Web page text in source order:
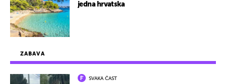
ZABAVA
SVAKA ČAST
jedna hrvatska